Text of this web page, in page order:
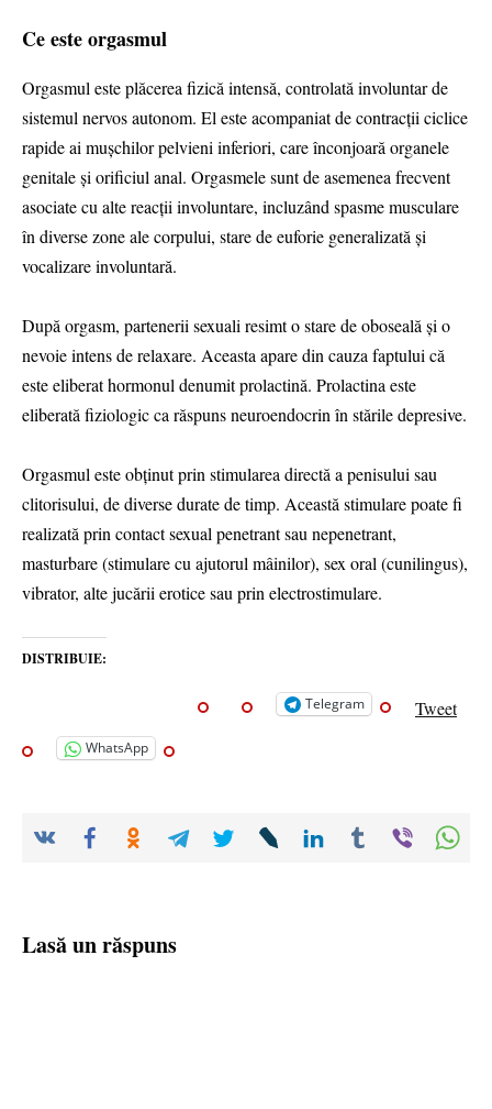
Ce este orgasmul
Orgasmul este plăcerea fizică intensă, controlată involuntar de
sistemul nervos autonom. El este acompaniat de contracții ciclice
rapide ai mușchilor pelvieni inferiori, care înconjoară organele
genitale și orificiul anal. Orgasmele sunt de asemenea frecvent
asociate cu alte reacții involuntare, incluzând spasme musculare
în diverse zone ale corpului, stare de euforie generalizată și
vocalizare involuntară.
După orgasm, partenerii sexuali resimt o stare de oboseală și o
nevoie intens de relaxare. Aceasta apare din cauza faptului că
este eliberat hormonul denumit prolactină. Prolactina este
eliberată fiziologic ca răspuns neuroendocrin în stările depresive.
Orgasmul este obținut prin stimularea directă a penisului sau
clitorisului, de diverse durate de timp. Această stimulare poate fi
realizată prin contact sexual penetrant sau nepenetrant,
masturbare (stimulare cu ajutorul mâinilor), sex oral (cunilingus),
vibrator, alte jucării erotice sau prin electrostimulare.
DISTRIBUIE:
Telegram Tweet
WhatsApp
Lasă un răspuns